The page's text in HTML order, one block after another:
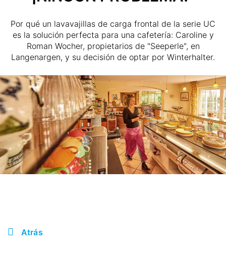
Por qué un lavavajillas de carga frontal de la serie UC
es la solución perfecta para una cafetería: Caroline y
Roman Wocher, propietarios de "Seeperle", en
Langenargen, y su decisión de optar por Winterhalter.
Atrás